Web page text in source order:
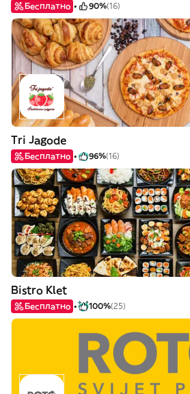
Бесплатно 90%(16)
Tri Jagode
Бесплатно 96%(16)
Bistro Klet
Бесплатно 100%(25)